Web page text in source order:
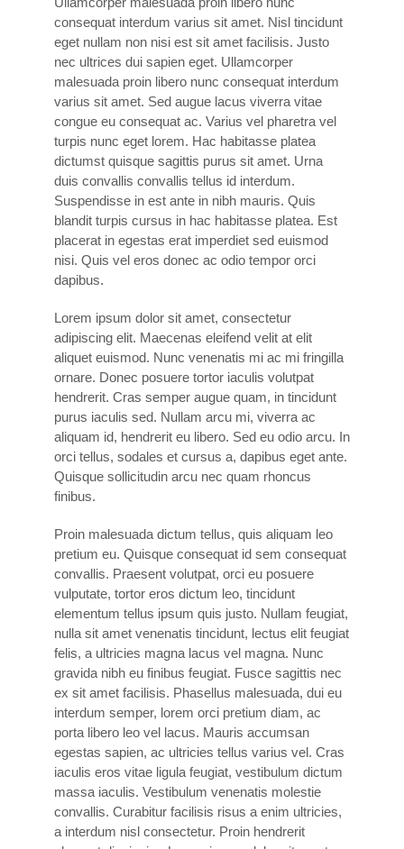
consequat interdum varius sit amet. Nisl tincidunt
eget nullam non nisi est sit amet facilisis. Justo
nec ultrices dui sapien eget. Ullamcorper
malesuada proin libero nunc consequat interdum
varius sit amet. Sed augue lacus viverra vitae
congue eu consequat ac. Varius vel pharetra vel
turpis nunc eget lorem. Hac habitasse platea
dictumst quisque sagittis purus sit amet. Urna
duis convallis convallis tellus id interdum.
Suspendisse in est ante in nibh mauris. Quis
blandit turpis cursus in hac habitasse platea. Est
placerat in egestas erat imperdiet sed euismod
nisi. Quis vel eros donec ac odio tempor orci
dapibus.
Lorem ipsum dolor sit amet, consectetur
adipiscing elit. Maecenas eleifend velit at elit
aliquet euismod. Nunc venenatis mi ac mi fringilla
ornare. Donec posuere tortor iaculis volutpat
hendrerit. Cras semper augue quam, in tincidunt
purus iaculis sed. Nullam arcu mi, viverra ac
aliquam id, hendrerit eu libero. Sed eu odio arcu. In
orci tellus, sodales et cursus a, dapibus eget ante.
Quisque sollicitudin arcu nec quam rhoncus
finibus.
Proin malesuada dictum tellus, quis aliquam leo
pretium eu. Quisque consequat id sem consequat
convallis. Praesent volutpat, orci eu posuere
vulputate, tortor eros dictum leo, tincidunt
elementum tellus ipsum quis justo. Nullam feugiat,
nulla sit amet venenatis tincidunt, lectus elit feugiat
felis, a ultricies magna lacus vel magna. Nunc
gravida nibh eu finibus feugiat. Fusce sagittis nec
ex sit amet facilisis. Phasellus malesuada, dui eu
interdum semper, lorem orci pretium diam, ac
porta libero leo vel lacus. Mauris accumsan
egestas sapien, ac ultricies tellus varius vel. Cras
iaculis eros vitae ligula feugiat, vestibulum dictum
massa iaculis. Vestibulum venenatis molestie
convallis. Curabitur facilisis risus a enim ultricies,
a interdum nisl consectetur. Proin hendrerit